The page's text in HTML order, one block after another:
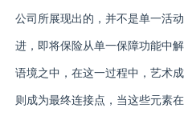
公司所展现出的，并不是单一活
进，即将保险从单一保障功能中
语境之中，在这一过程中，艺术
则成为最终连接点，当这些元素